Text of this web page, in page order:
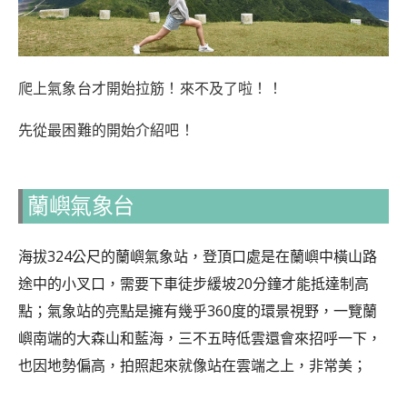
爬上氣象台才開始拉筋！來不及了啦！！
先從最困難的開始介紹吧！
蘭嶼氣象台
海拔324公尺的蘭嶼氣象站，登頂口處是在蘭嶼中橫山路
途中的小叉口，需要下車徒步緩坡20分鐘才能抵達制高
點；氣象站的亮點是擁有幾乎360度的環景視野，一覽蘭
嶼南端的大森山和藍海，三不五時低雲還會來招呼一下，
也因地勢偏高，拍照起來就像站在雲端之上，非常美；